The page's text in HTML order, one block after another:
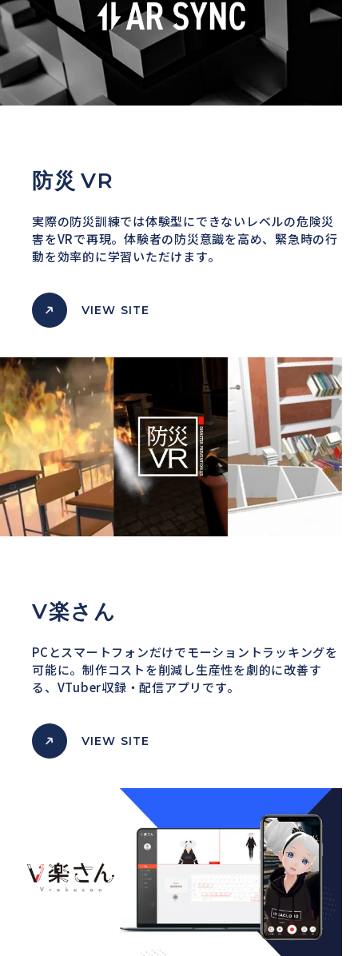
防災 VR
実際の防災訓練では体験型にできないレベルの危険災
害をVRで再現。 体験者の防災意識を高め、緊急時の行
動を効率的に学習いただけます。
VIEW SITE
V楽さん
PCとスマートフォンだけでモーショントラッキングを
可能に。 制作コストを削減し生産性を劇的に改善す
る、 VTuber収録・配信アプリです。
VIEW SITE